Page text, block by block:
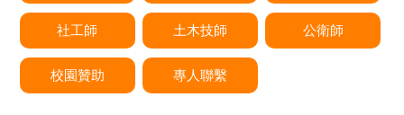
社工師 土木技師 公衛師
校園贊助 專人聯繫